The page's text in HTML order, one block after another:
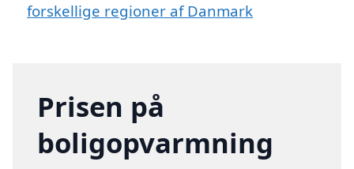
forskellige regioner af Danmark
Prisen på
boligopvarmning